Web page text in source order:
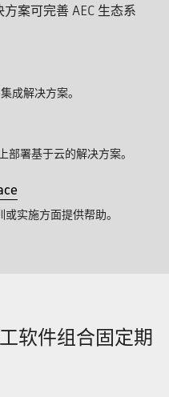
案可完善 AEC 生态系
成解决方案。
署基于云的解决方案。
实施方面提供帮助。
软件组合固定期